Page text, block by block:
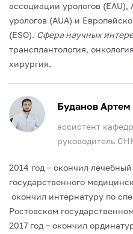
ассоциации урологов
урологов (AUA) и
(ESO). Сфера научных
трансплантология,
хирургия.
Буданов
ассистент
руководитель
2014 год – окончил
государственного
окончил интернатуру по
Ростовском
2017 год – окончил